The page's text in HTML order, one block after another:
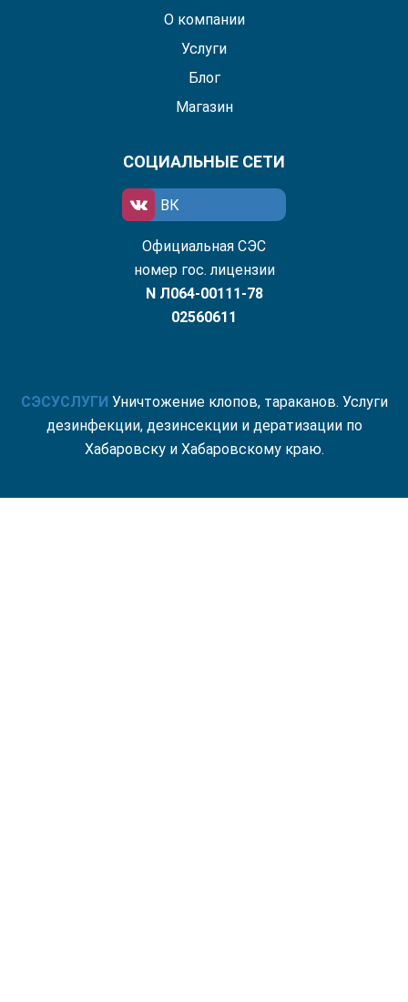
О компании
Услуги
Блог
Магазин
СОЦИАЛЬНЫЕ СЕТИ
ВК
Официальная СЭС
номер гос. лицензии
N Л064-00111-78
02560611
СЭСУСЛУГИ Уничтожение клопов, тараканов. Услуги
дезинфекции, дезинсекции и дератизации по
Хабаровску и Хабаровскому краю.